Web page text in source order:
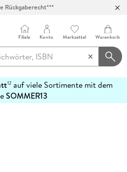
Rückgaberecht***
Filiale Konto Merkzettel Warenkorb
12auf viele Sortimente mit dem
SOMMER13